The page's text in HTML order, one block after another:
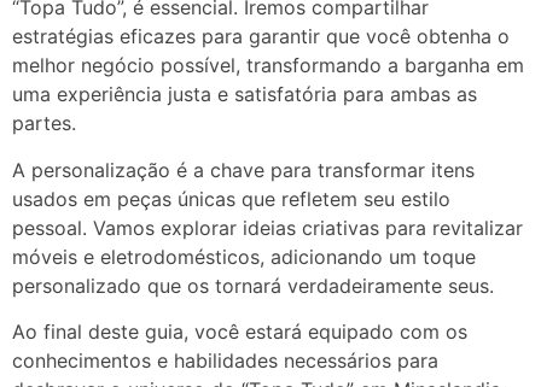
“Topa Tudo”, é essencial. Iremos compartilhar
estratégias eficazes para garantir que você obtenha o
melhor negócio possível, transformando a barganha em
uma experiência justa e satisfatória para ambas as
partes.
A personalização é a chave para transformar itens
usados em peças únicas que refletem seu estilo
pessoal. Vamos explorar ideias criativas para revitalizar
móveis e eletrodomésticos, adicionando um toque
personalizado que os tornará verdadeiramente seus.
Ao final deste guia, você estará equipado com os
conhecimentos e habilidades necessários para